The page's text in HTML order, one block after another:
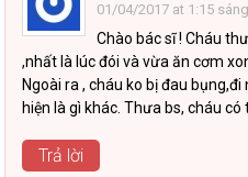
01/04/2017 at 1:15 sáng
Chào bác sĩ ! Cháu
,nhất là lúc đói và vừa ăn cơm
Ngoài ra , cháu ko bị đau
hiện là gì khác. Thưa bs, cháu có
Trả lời